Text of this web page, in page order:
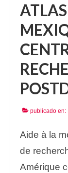
publicado en:
Aide à la
de
Amérique